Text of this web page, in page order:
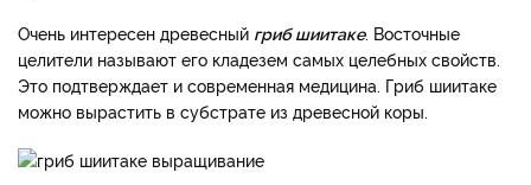
Очень интересен древесный гриб шиитаке. Восточные
целители называют его кладезем самых целебных свойств.
Это подтверждает и современная медицина. Гриб шиитаке
можно вырастить в субстрате из древесной коры.